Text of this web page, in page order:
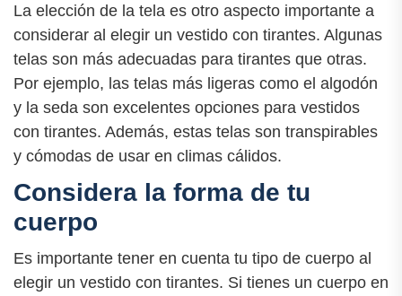
La elección de la tela es otro aspecto importante a
considerar al elegir un vestido con tirantes. Algunas
telas son más adecuadas para tirantes que otras.
Por ejemplo, las telas más ligeras como el algodón
y la seda son excelentes opciones para vestidos
con tirantes. Además, estas telas son transpirables
y cómodas de usar en climas cálidos.
Considera la forma de tu
cuerpo
Es importante tener en cuenta tu tipo de cuerpo al
elegir un vestido con tirantes. Si tienes un cuerpo en